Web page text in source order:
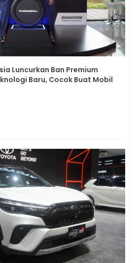
Luncurkan Ban Premium
Baru, Cocok Buat Mobil